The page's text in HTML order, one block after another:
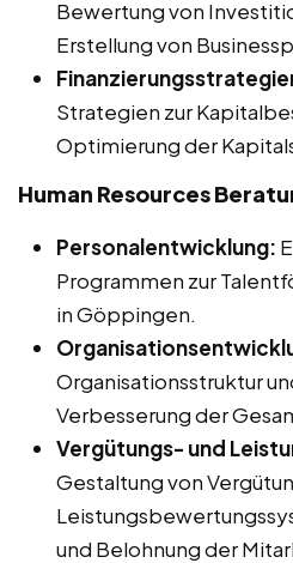
Bewertung von
Erstellung von
Strategien zur
Optimierung der
Human Resources
Personalentwicklung:
Programmen zur
in Göppingen.
Organisationsstruktur
Verbesserung der
Vergütungs- und
Gestaltung von
und Belohnung der